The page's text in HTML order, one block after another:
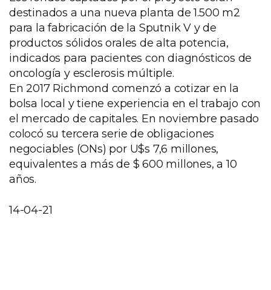
destinados a una nueva planta de 1.500 m2
para la fabricación de la Sputnik V y de
productos sólidos orales de alta potencia,
indicados para pacientes con diagnósticos de
oncología y esclerosis múltiple.
En 2017 Richmond comenzó a cotizar en la
bolsa local y tiene experiencia en el trabajo con
el mercado de capitales. En noviembre pasado
colocó su tercera serie de obligaciones
negociables (ONs) por U$s 7,6 millones,
equivalentes a más de $ 600 millones, a 10
años.
14-04-21